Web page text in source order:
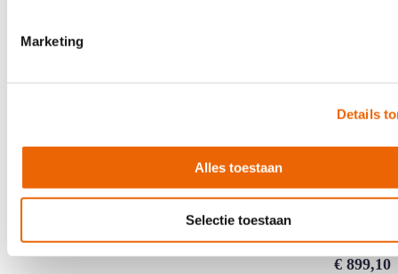
Marketing
Details
Alles toestaan
Selectie toestaan
Yamaha MGX16 W
€ 899,10